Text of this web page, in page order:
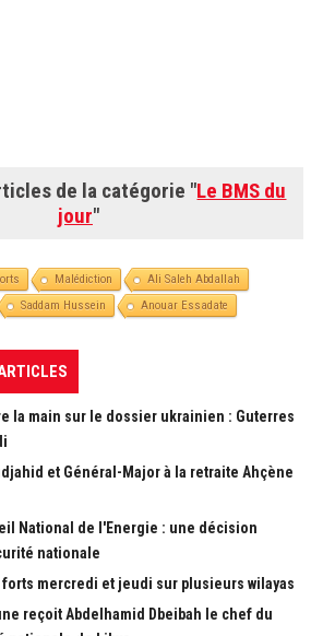
de la catégorie "Le BMS du
jour"
Malédiction
Ali Saleh Abdallah
Saddam Hussein Anouar Essadate
la main sur le dossier ukrainien : Guterres
et Général-Major à la retraite Ahçène
National de l'Energie : une décision
nationale
mercredi et jeudi sur plusieurs wilayas
reçoit Abdelhamid Dbeibah le chef du